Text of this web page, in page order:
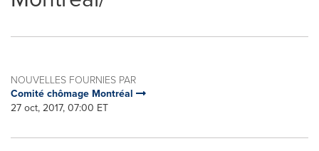
NOUVELLES FOURNIES PAR
Comité chômage Montréal
27 oct, 2017, 07:00 ET